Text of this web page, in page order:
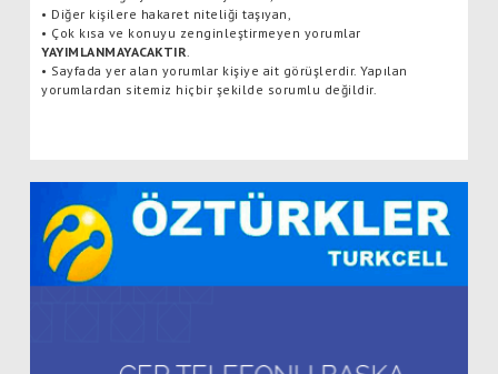
• Diğer kişilere hakaret niteliği taşıyan,
• Çok kısa ve konuyu zenginleştirmeyen yorumlar
YAYIMLANMAYACAKTIR
• Sayfada yer alan yorumlar kişiye ait görüşlerdir. Yapılan
yorumlardan sitemiz hiçbir şekilde sorumlu değildir.